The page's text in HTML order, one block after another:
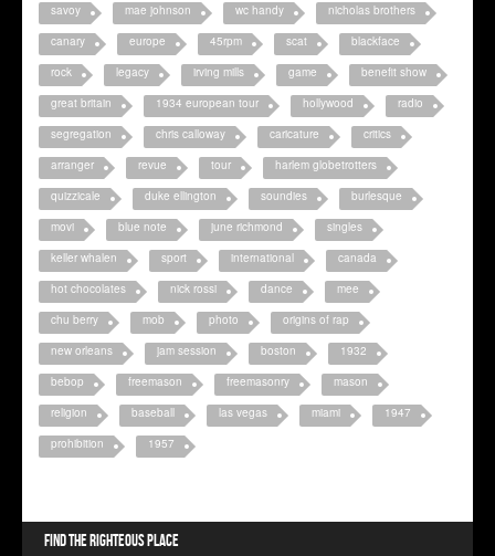
savoy
mae johnson wc handy
nicholas brothers
canary
europe 45rpm scat
blackface
rock
legacy irving mills game
benefit show
great britain
1934 european tour hollywood
radio
segregation
chris calloway caricature
critics
arranger
revue tour
harlem globetrotters
quizzicale
duke ellington soundies
burlesque
movi
blue note june richmond
singles
keller whalen
sport international
canada
hot chocolates
nick rossi dance
mee
chu berry
mob photo
origins of rap
new orleans
jam session boston
1932
bebop
freemason freemasonry
mason
religion
baseball las vegas miami
1947
prohibition
1957
Find the righteous place